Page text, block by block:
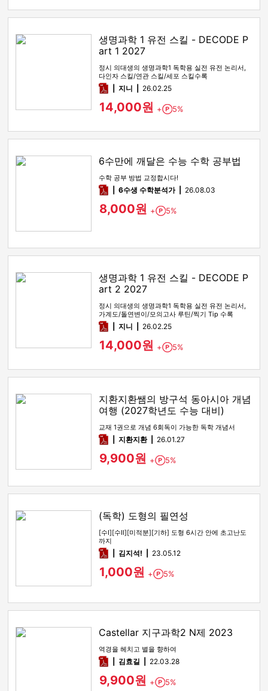
생명과학 1 유전 스킬 - DECODE P
art 1 2027
정시 의대생의 생명과학1 독학용 실전 유전 논리서,
다인자 스킬/연관 스킬/세포 스킬수록
pdf지니 26.02.25
14,000원 + Point
5%
6수만에 깨달은 수능 수학 공부법
수학 공부 방법 교정합시다!
pdf6수생 수학분석가 26.08.03
8,000원 + Point
5%
생명과학 1 유전 스킬 - DECODE P
art 2 2027
정시 의대생의 생명과학1 독학용 실전 유전 논리서,
가계도/돌연변이/모의고사 루틴/찍기 Tip 수록
pdf지니 26.02.25
14,000원 + Point
5%
지환지환쌤의 방구석 동아시아 개념
여행 (2027학년도 수능 대비)
교재 1권으로 개념 6회독이 가능한 독학 개념서
pdf지환지환 26.01.27
9,900원 + Point
5%
(독학) 도형의 필연성
[수Ⅰ][수Ⅱ][미적분][기하] 도형 6시간 안에 초고난도
까지
pdf김지석! 23.05.12
1,000원 + Point
5%
Castellar 지구과학2 N제 2023
역경을 헤치고 별을 향하여
pdf김효길 22.03.28
9,900원 + Point
5%